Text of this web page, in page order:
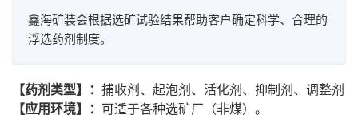
鑫海矿装会根据选矿试验结果帮助客户确定科学、合理的
浮选药剂制度。
【药剂类型】： 捕收剂、起泡剂、活化剂、抑制剂、调整剂
【应用环境】： 可适于各种选矿厂（非煤）。